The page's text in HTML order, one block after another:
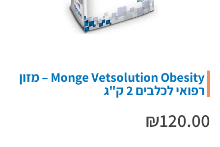
Monge Vetsolution Obesity – מזון
רפואי לכלבים 2 ק"ג
₪120.00